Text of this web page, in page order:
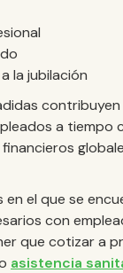
la jubilación
a tiempo
el que se
con
que cotizar a
asistencia